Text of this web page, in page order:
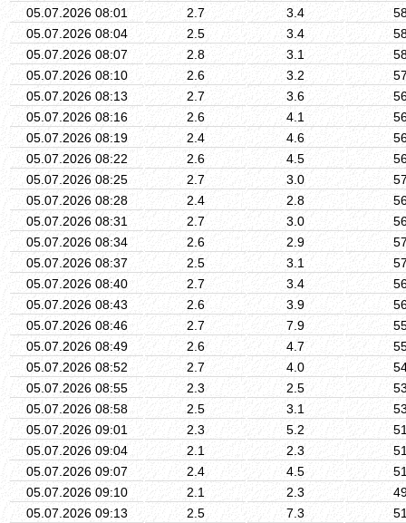
05.07.2026 08:01
2.7 3.4
05.07.2026 08:04
2.5 3.4
05.07.2026 08:07
2.8 3.1
05.07.2026 08:10
2.6 3.2
05.07.2026 08:13
2.7 3.6
05.07.2026 08:16
2.6 4.1
05.07.2026 08:19
2.4 4.6
05.07.2026 08:22
2.6 4.5
05.07.2026 08:25
2.7 3.0
05.07.2026 08:28
2.4 2.8
05.07.2026 08:31
2.7 3.0
05.07.2026 08:34
2.6 2.9
05.07.2026 08:37
2.5 3.1
05.07.2026 08:40
2.7 3.4
05.07.2026 08:43
2.6 3.9
05.07.2026 08:46
2.7 7.9
05.07.2026 08:49
2.6 4.7
05.07.2026 08:52
2.7 4.0
05.07.2026 08:55
2.3 2.5
05.07.2026 08:58
2.5 3.1
05.07.2026 09:01
2.3 5.2
05.07.2026 09:04
2.1 2.3
05.07.2026 09:07
2.4 4.5
05.07.2026 09:10
2.1 2.3
05.07.2026 09:13
2.5 7.3